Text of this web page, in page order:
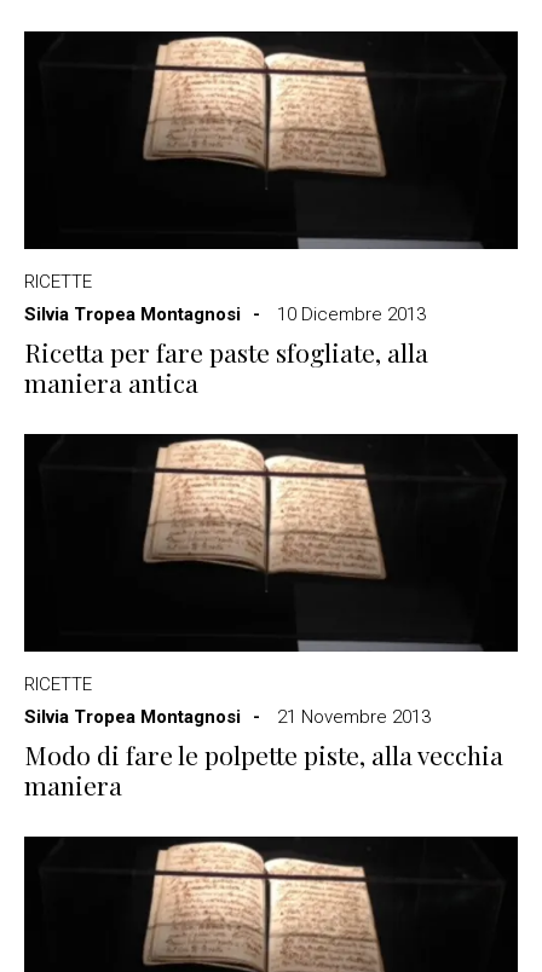
RICETTE
Silvia Tropea Montagnosi
10 Dicembre 2013
Ricetta per fare paste sfogliate, alla
maniera antica
RICETTE
Silvia Tropea Montagnosi
21 Novembre 2013
Modo di fare le polpette piste, alla vecchia
maniera